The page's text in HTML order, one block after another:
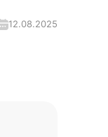
12.08.2025